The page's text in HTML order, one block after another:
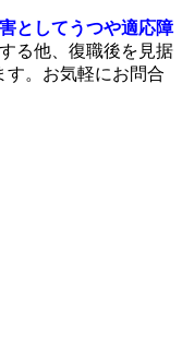
としてうつや適応障
る他、復職後を見据
す。お気軽にお問合